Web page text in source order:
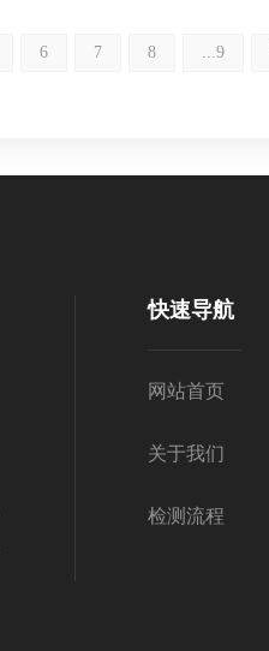
6 7 8 ...9
快速导航
网站首页
关于我们
检测流程